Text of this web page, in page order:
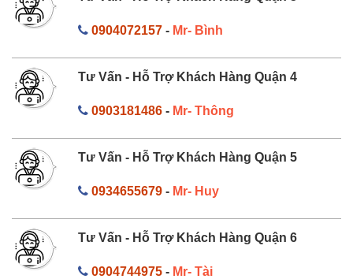
0904072157- Mr- Bình
Tư Vấn - Hỗ Trợ Khách Hàng Quận 4
0903181486- Mr- Thông
Tư Vấn - Hỗ Trợ Khách Hàng Quận 5
0934655679- Mr- Huy
Tư Vấn - Hỗ Trợ Khách Hàng Quận 6
0904744975- Mr- Tài